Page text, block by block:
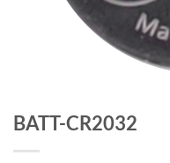
BATT-CR2032